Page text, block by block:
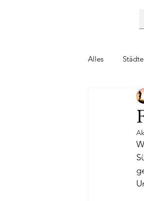
Alles Städte